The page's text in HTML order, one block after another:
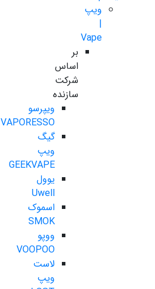
ویپ
|
Vape
بر
اساس
شرکت
سازنده
ویپرسو
VAPORESSO
گیگ
ویپ
GEEKVAPE
یوول
Uwell
اسموک
SMOK
ووپو
VOOPOO
لاست
ویپ